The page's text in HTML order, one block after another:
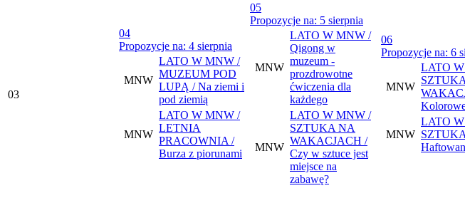
03
04
Propozycje na: 4 sierpnia
MNW
LATO W MNW /
MUZEUM POD
LUPĄ / Na ziemi i
pod ziemią
MNW
LATO W MNW /
LETNIA
PRACOWNIA /
Burza z piorunami
05
Propozycje na: 5 sierpnia
MNW
LATO W MNW /
Qigong w
muzeum -
prozdrowotne
ćwiczenia dla
każdego
MNW
LATO W MNW /
SZTUKA NA
WAKACJACH /
Czy w sztuce jest
miejsce na
zabawę?
06
Propozycje na: 6
MNW
LATO
MNW
LATO